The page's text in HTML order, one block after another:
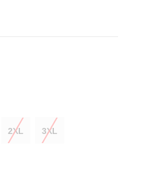
2XL 3XL